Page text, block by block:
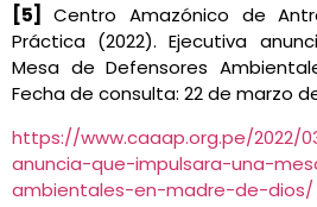
[5] Centro Amazónico de
Práctica (2022). Ejecutiva
Mesa de Defensores
Fecha de consulta: 22 de marzo
https://www.caaap.org.pe/2022/
anuncia-que-impulsara-una-
ambientales-en-madre-de-dios/